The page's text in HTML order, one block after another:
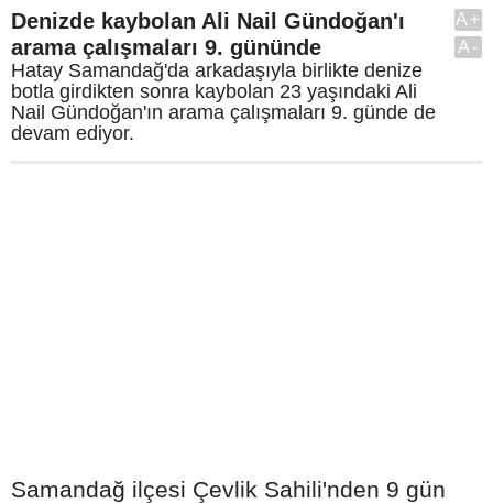
Denizde kaybolan Ali Nail Gündoğan'ı
arama çalışmaları 9. gününde
Hatay Samandağ'da arkadaşıyla birlikte denize
botla girdikten sonra kaybolan 23 yaşındaki Ali
Nail Gündoğan'ın arama çalışmaları 9. günde de
devam ediyor.
A+
A-
Samandağ ilçesi Çevlik Sahili'nden 9 gün